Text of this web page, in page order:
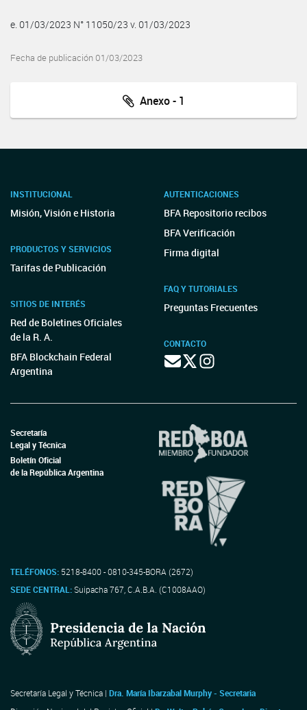
e. 01/03/2023 N° 11050/23 v. 01/03/2023
Fecha de publicación 01/03/2023
Anexo - 1
INSTITUCIONAL
Misión, Visión e Historia
PRODUCTOS Y SERVICIOS
Tarifas de Publicación
SITIOS DE INTERÉS
Red de Boletines Oficiales
de la R. A.
BFA Blockchain Federal
Argentina
AUTENTICACIONES
BFA Repositorio recibos
BFA Verificación
Firma digital
FAQ Y TUTORIALES
Preguntas Frecuentes
CONTACTO
Secretaría
Legal y Técnica
Boletín Oficial
de la República Argentina
TELÉFONOS: 5218-8400 - 0810-345-BORA (2672)
SEDE CENTRAL:Suipacha 767, C.A.B.A. (C1008AAO)
Secretaría Legal y Técnica | Dra. María Ibarzabal Murphy - Secretaria